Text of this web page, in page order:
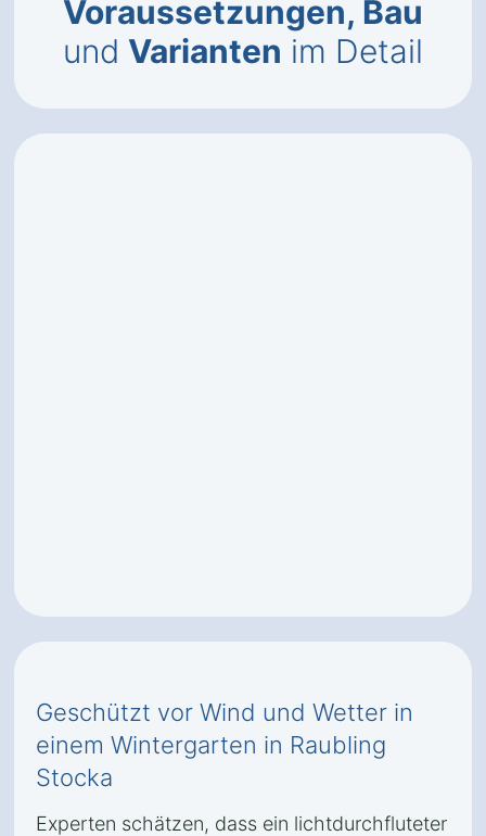
Voraussetzungen, Bau
und Varianten im Detail
Geschützt vor Wind und Wetter in
einem Wintergarten in Raubling
Stocka
Experten schätzen, dass ein lichtdurchfluteter